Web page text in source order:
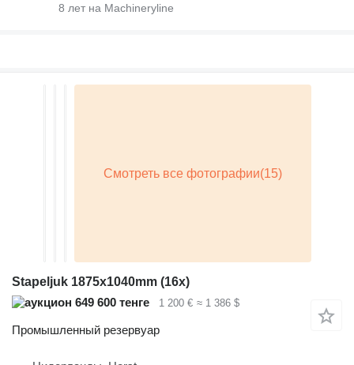
8 лет на Machineryline
Stapeljuk 1875x1040mm (16x)
649 600 тенге
1 200 € ≈ 1 386 $
Промышленный резервуар